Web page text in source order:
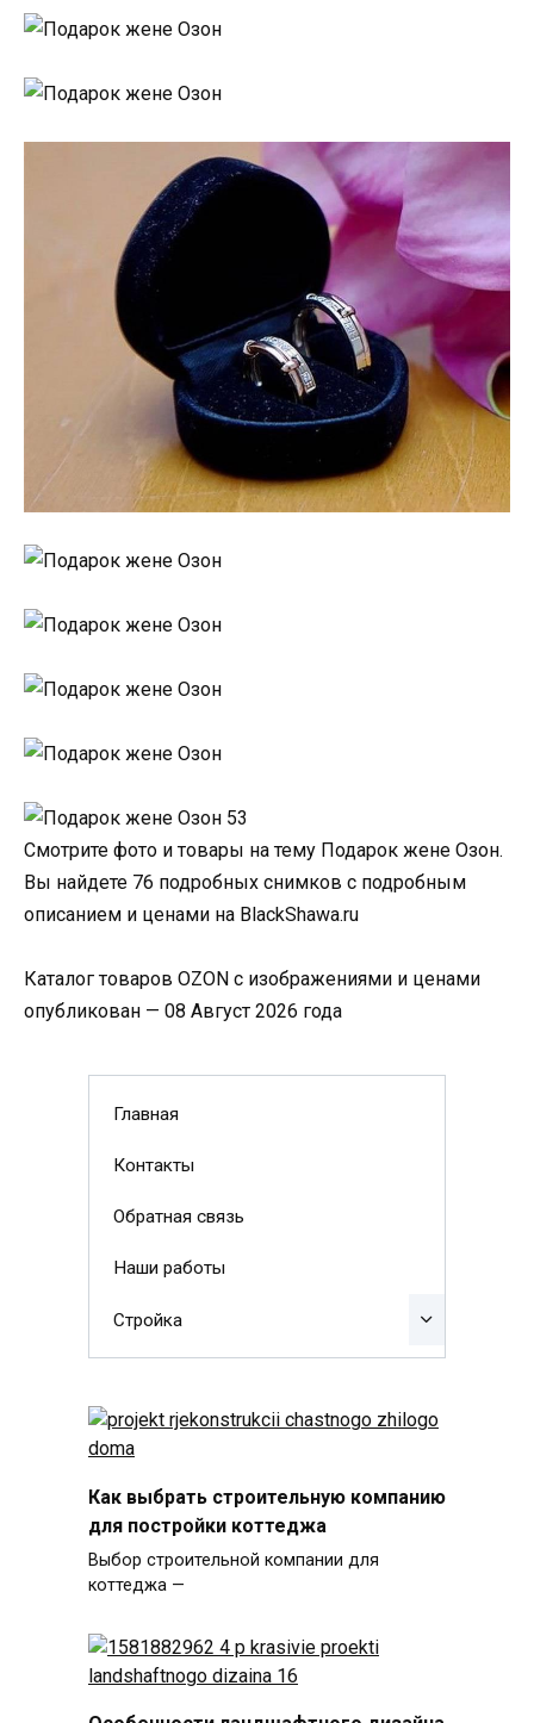
Смотрите фото и товары на тему Подарок жене Озон.
Вы найдете 76 подробных снимков с подробным
описанием и ценами на BlackShawa.ru
Каталог товаров OZON с изображениями и ценами
опубликован — 08 Август 2026 года
Главная
Контакты
Обратная связь
Наши работы
Стройка
Как выбрать строительную компанию
для постройки коттеджа
Выбор строительной компании для
коттеджа —